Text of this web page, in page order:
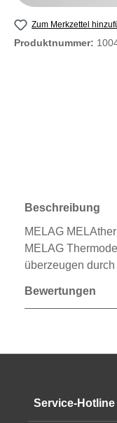
Zum Merkzettel
Produktnummer:
Beschreibung
MELAG
MELAG
überzeugen
Bewertungen
Service-Hotline